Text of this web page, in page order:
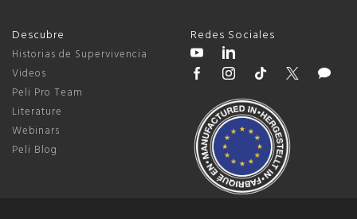
Descubre
Historias de Supervivencia
Videos
Peli Pro Team
Literature
Webinars
Peli Blog
Redes Sociales